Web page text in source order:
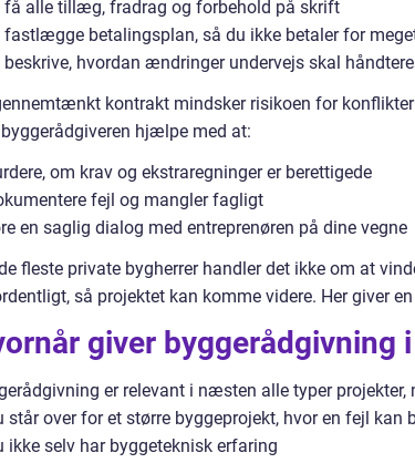
få alle tillæg, fradrag og forbehold på skrift
fastlægge betalingsplan, så du ikke betaler for
hvordan ændringer undervejs skal
kontrakt mindsker risikoen for
hjælpe med at:
om krav og ekstraregninger er berettigede
fejl og mangler fagligt
en saglig dialog med entreprenøren på dine vegne
fleste private bygherrer handler det ikke om at
så projektet kan komme videre. Her giver
giver byggerådgivning
er relevant i næsten alle typer
står over for et større byggeprojekt, hvor en fejl kan
ikke selv har byggeteknisk erfaring